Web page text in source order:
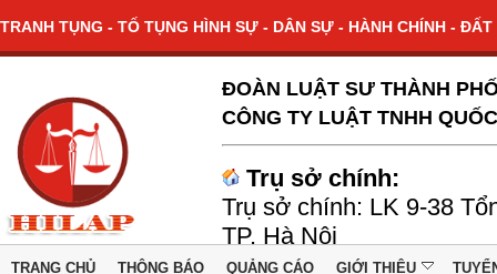
TRANH TỤNG - TỐ TỤNG HÌNH SỰ - DÂN SỰ - HÀNH CHÍNH -
ĐOÀN LUẬT SƯ THÀNH
CÔNG TY LUẬT TNHH
Trụ sở chính:
Trụ sở chính: LK 9-38
TP. Hà Nội
TRANG CHỦ THÔNG BÁO QUẢNG CÁO GIỚI THIỆU